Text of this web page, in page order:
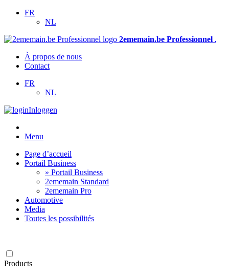
FR
NL
2ememain.be Professionnel .
À propos de nous
Contact
FR
NL
Inloggen
Menu
Page d’accueil
Portail Business
» Portail Business
2ememain Standard
2ememain Pro
Automotive
Media
Toutes les possibilités
Products